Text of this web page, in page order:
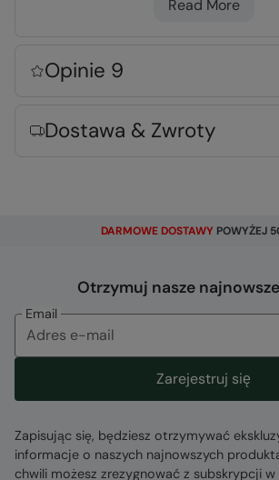
pozwalają rozprowadzać wilgoć
spakowania, doskonały w
Mountain Warehouse Polska Spółka z
Odpowiedzialnością, ul.
Warszawa, Poland
Read More
Opinie 9
Dostawa & Zwroty
DARMOWE DOSTAWY POWYŻEJ
Otrzymuj nasze
Email
Zarejestruj się
Zapisując się, będziesz otrzymywać
informacje o naszych najnowszych
chwili możesz zrezygnować z subskrypcji